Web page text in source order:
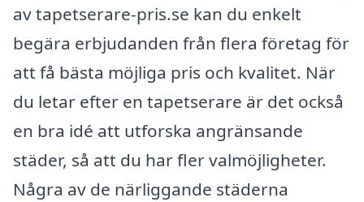
av tapetserare-pris.se kan du enkelt
begära erbjudanden från flera företag för
att få bästa möjliga pris och kvalitet. När
du letar efter en tapetserare är det också
en bra idé att utforska angränsande
städer, så att du har fler valmöjligheter.
Några av de närliggande städerna